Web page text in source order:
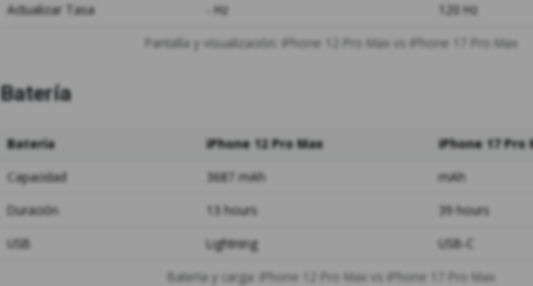
Pantalla y visualización: iPhone 12 Pro Max vs iPhone 17 Pro Max
Actualizar Tasa - Hz 120 Hz
Batería
Batería y carga: iPhone 12 Pro Max vs iPhone 17 Pro Max
Batería iPhone 12 Pro Max
iPhone 17 Pro
Capacidad
3687 mAh
mAh
Duración
13 hours
39 hours
USB
Lightning USB-C